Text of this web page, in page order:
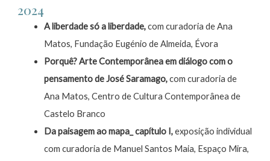
2024
A liberdade só a liberdade,com curadoria de Ana
Matos, Fundação Eugénio de Almeida, Évora
Porquê? Arte Contemporânea em diálogo com o
pensamento de José Saramago,com curadoria de
Ana Matos, Centro de Cultura Contemporânea de
Castelo Branco
Da paisagem ao mapa_ capítulo I,exposição individual
com curadoria de Manuel Santos Maia, Espaço Mira,